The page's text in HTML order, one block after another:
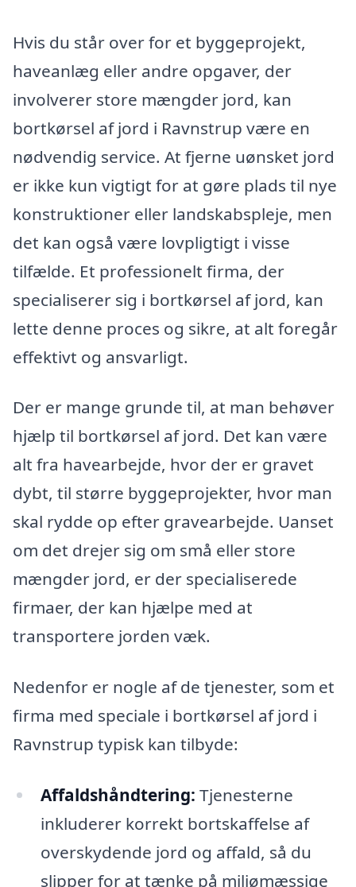
Hvis du står over for et byggeprojekt,
haveanlæg eller andre opgaver, der
involverer store mængder jord, kan
bortkørsel af jord i Ravnstrup være en
nødvendig service. At fjerne uønsket jord
er ikke kun vigtigt for at gøre plads til nye
konstruktioner eller landskabspleje, men
det kan også være lovpligtigt i visse
tilfælde. Et professionelt firma, der
specialiserer sig i bortkørsel af jord, kan
lette denne proces og sikre, at alt foregår
effektivt og ansvarligt.
Der er mange grunde til, at man behøver
hjælp til bortkørsel af jord. Det kan være
alt fra havearbejde, hvor der er gravet
dybt, til større byggeprojekter, hvor man
skal rydde op efter gravearbejde. Uanset
om det drejer sig om små eller store
mængder jord, er der specialiserede
firmaer, der kan hjælpe med at
transportere jorden væk.
Nedenfor er nogle af de tjenester, som et
firma med speciale i bortkørsel af jord i
Ravnstrup typisk kan tilbyde:
Affaldshåndtering: Tjenesterne
inkluderer korrekt bortskaffelse af
overskydende jord og affald, så du
slipper for at tænke på miljømæssige